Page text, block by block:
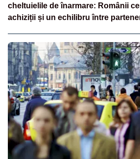
cheltuielile de înarmare: Românii
achiziții și un echilibru între